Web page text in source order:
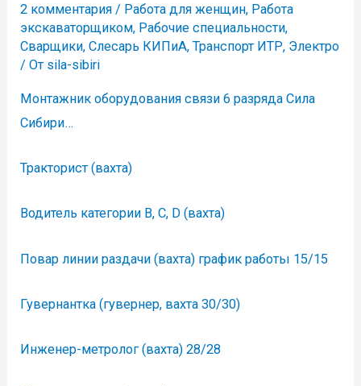
2 комментария / Работа для женщин, Работа
экскаваторщиком, Рабочие специальности,
Сварщики,Слесарь КИПиА,Транспорт ИТР, Электро
/ От sila-sibiri
Монтажник оборудования связи 6 разряда Сила
Сибири…
Тракторист (вахта)
Водитель категории В, С, D (вахта)
Повар линии раздачи (вахта) график работы 15/15
Гувернантка (гувернер, вахта 30/30)
Инженер-метролог (вахта) 28/28